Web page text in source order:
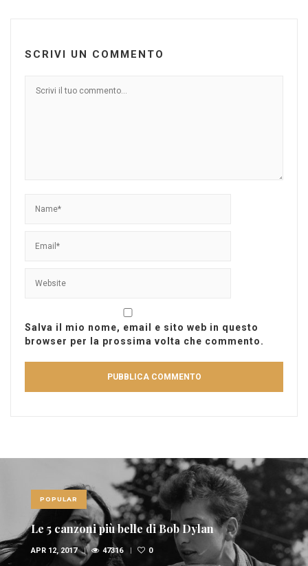
SCRIVI UN COMMENTO
Salva il mio nome, email e sito web in questo
browser per la prossima volta che commento.
POPULAR
Le 5 canzoni più belle di Bob Dylan
APR 12, 2017 47316 0